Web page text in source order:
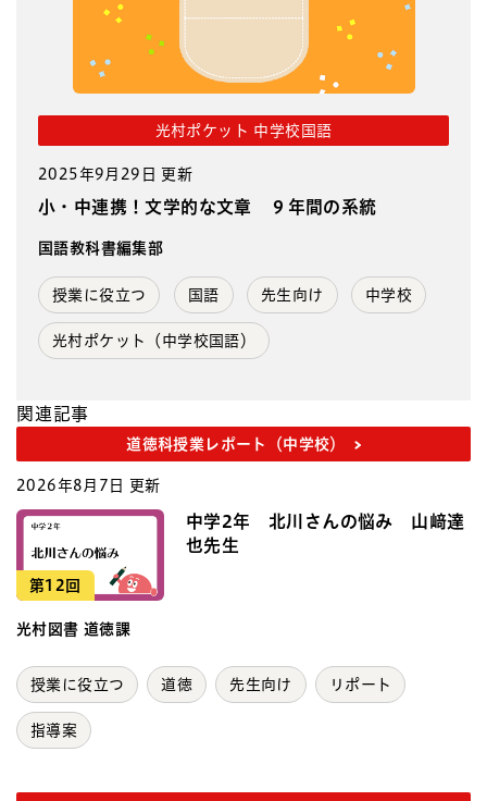
光村ポケット 中学校国語
2025年9月29日 更新
小・中連携！文学的な文章 ９年間の系統
国語教科書編集部
授業に役立つ 国語 先生向け 中学校
光村ポケット（中学校国語）
関連記事
道徳科授業レポート（中学校）
2026年8月7日 更新
第12回
中学2年 北川さんの悩み 山﨑達
也先生
光村図書 道徳課
授業に役立つ 道徳 先生向け リポート
指導案